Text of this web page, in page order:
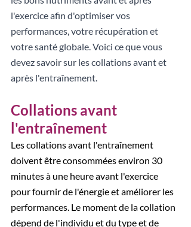
l'exercice afin d'optimiser vos
performances, votre récupération et
votre santé globale. Voici ce que vous
devez savoir sur les collations avant et
après l'entraînement.
Collations avant
l'entraînement
Les collations avant l'entraînement
doivent être consommées environ 30
minutes à une heure avant l'exercice
pour fournir de l'énergie et améliorer les
performances. Le moment de la collation
dépend de l'individu et du type et de